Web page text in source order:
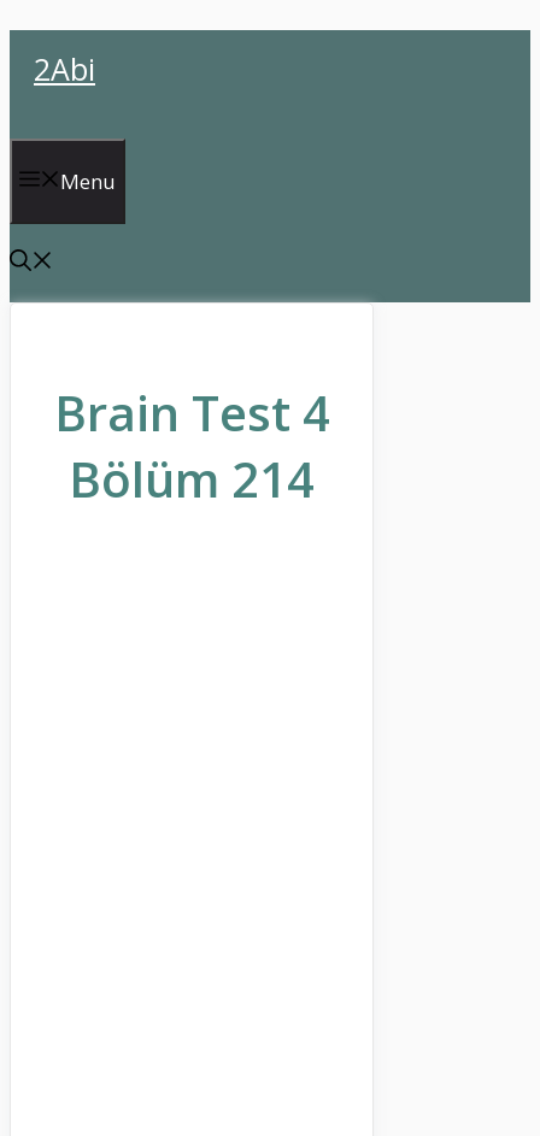
atla2Abi
Menu
Brain Test 4
Bölüm 214